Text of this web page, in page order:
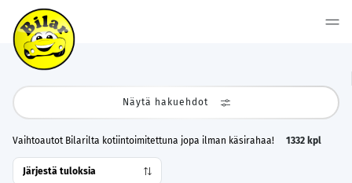
Näytä hakuehdot
Vaihtoautot Bilarilta kotiintoimitettuna jopa ilman käsirahaa! 1332 kpl